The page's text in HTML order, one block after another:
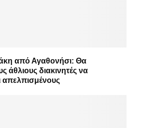
από Αγαθονήσι: Θα
άθλιους διακινητές να
απελπισμένους